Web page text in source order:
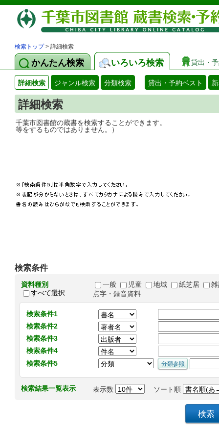
検索トップ> 詳細検索
かんたん検索 いろいろ検索 貸出・
詳細検索 ジャンル検索 分類検索 貸出・予約ベスト
詳細検索
千葉市図書館の蔵書を検索することがで
等をするものではありません。）
検索条件
資料種別
すべて選択
一般 児童 地域 紙芝居
点字・録音資料
検索条件1
検索条件2
検索条件3
検索条件4
検索条件5
検索結果一覧表示 表示数 ソート順